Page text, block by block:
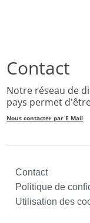
Contact
Notre réseau de
pays permet
Nous contacter par E Mail
Contact
Politique de
Utilisation des